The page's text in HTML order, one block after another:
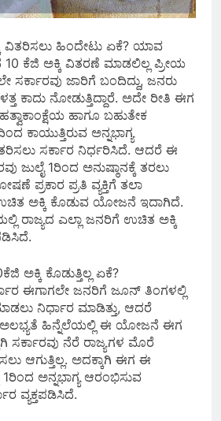
ವಿತರಿಸಲು ಹಿಂದೇಟು ಏಕೆ? ಯಾವ
10 ಕೆಜಿ ಅಕ್ಕಿ ವಿತರಣೆ ಮಾಡಲಿಲ್ಲ ಪ್ರೀಯ
ಸರ್ಕಾರವು ಜಾರಿಗೆ ಬಂದಿದ್ದು, ಜನರು
ಕಾದು ನೋಡುತ್ತಿದ್ದಾರೆ. ಅದೇ ರೀತಿ ಈಗ
ಹಾಗೂ ಬಹುತೇಕ
ಕಾಯುತ್ತಿರುವ ಅನ್ನಭಾಗ್ಯ
ಸರ್ಕಾರ ನಿರ್ಧರಿಸಿದೆ. ಆದರೆ ಈ
ಜುಲೈ 1ರಿಂದ ಅನುಷ್ಠಾನಕ್ಕೆ ತರಲು
ಪ್ರಕಾರ ಪ್ರತಿ ವ್ಯಕ್ತಿಗೆ ತಲಾ
ಅಕ್ಕಿ ಕೊಡುವ ಯೋಜನೆ ಇದಾಗಿದೆ.
ಎಲ್ಲಾ ಜನರಿಗೆ ಉಚಿತ ಅಕ್ಕಿ
ಅಕ್ಕಿ ಕೊಡುತ್ತಿಲ್ಲ ಏಕೆ?
ಈಗಾಗಲೇ ಜನರಿಗೆ ಜೂನ್ ತಿಂಗಳಲ್ಲಿ
ನಿರ್ಧಾರ ಮಾಡಿತ್ತು, ಆದರೆ
ಅಲಭ್ಯತೆ ಹಿನ್ನೆಲೆಯಲ್ಲಿ ಈ ಯೋಜನೆ ಈಗ
ಸರ್ಕಾರವು ನೆರೆ ರಾಜ್ಯಗಳ ಮೊರೆ
ಆಗುತ್ತಿಲ್ಲ. ಅದಕ್ಕಾಗಿ ಈಗ ಈ
ಅನ್ನಭಾಗ್ಯ ಆರಂಭಿಸುವ
ವ್ಯಕ್ತಪಡಿಸಿದೆ.